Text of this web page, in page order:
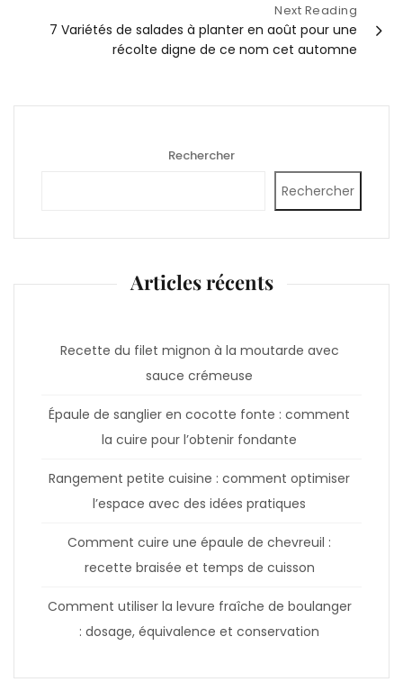
Next Reading
7 Variétés de salades à planter en août pour une
récolte digne de ce nom cet automne
Rechercher
Rechercher
Articles récents
Recette du filet mignon à la moutarde avec
sauce crémeuse
Épaule de sanglier en cocotte fonte : comment
la cuire pour l’obtenir fondante
Rangement petite cuisine : comment optimiser
l’espace avec des idées pratiques
Comment cuire une épaule de chevreuil :
recette braisée et temps de cuisson
Comment utiliser la levure fraîche de boulanger
: dosage, équivalence et conservation